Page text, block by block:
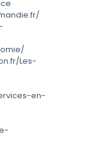
Les-
en-